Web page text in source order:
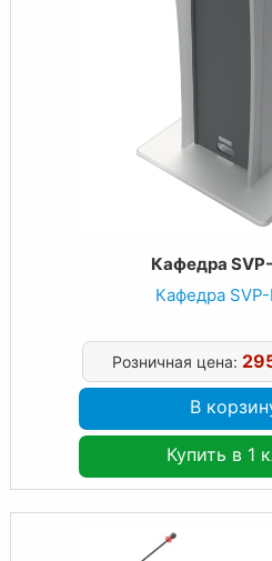
Кафедра
Кафедра SVP-
Розничная цена:
В
Купить в 1